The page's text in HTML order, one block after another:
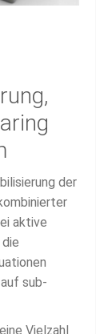
der
aktive
sub-
Vielzahl